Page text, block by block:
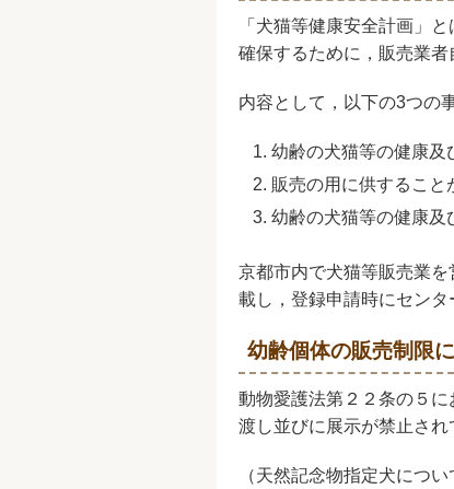
「犬猫等健康安全計画」
確保するために，販売業者
内容として，以下の3つの
幼齢の犬猫等の健康及
販売の用に供すること
幼齢の犬猫等の健康及
京都市内で犬猫等販売業
載し，登録申請時にセンタ
幼齢個体の販売制限
動物愛護法第２２条の５に
渡し並びに展示が禁止され
（天然記念物指定犬につい